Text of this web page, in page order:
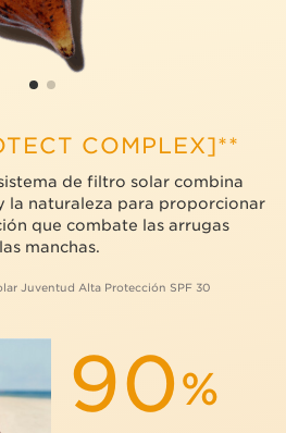
90%
COMPLEX]**
de filtro solar combina
la naturaleza para proporcionar
que combate las arrugas
manchas.
Juventud Alta Protección SPF 30